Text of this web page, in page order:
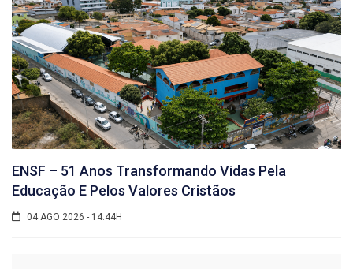
ENSF – 51 Anos Transformando Vidas Pela
Educação E Pelos Valores Cristãos
04 AGO 2026 - 14:44H